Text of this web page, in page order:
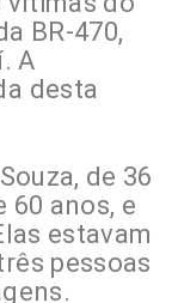
BR-470,
A
desta
de 36
60 anos, e
estavam
pessoas